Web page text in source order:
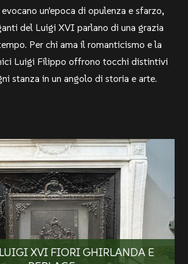
un'epoca di opulenza e sfarzo,
del Luigi XVI parlano di una grazia
Per chi ama il romanticismo e la
Luigi Filippo offrono tocchi distintivi
stanza in un angolo di storia e arte.
XVI FIORI GHIRLANDA E